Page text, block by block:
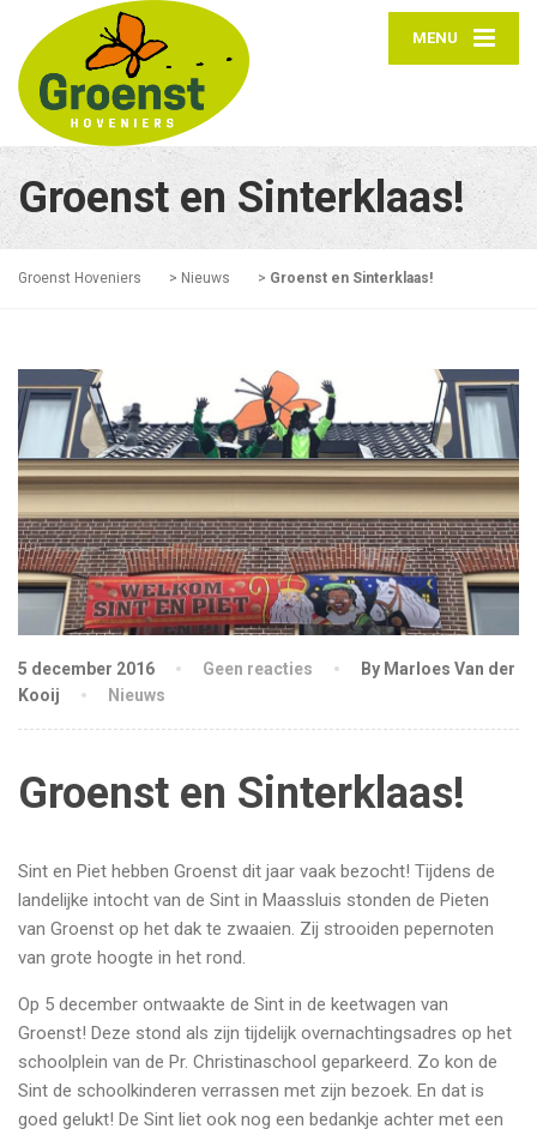
MENU
Groenst en Sinterklaas!
Groenst Hoveniers > Nieuws > Groenst en Sinterklaas!
5 december 2016 Geen reacties
By Marloes Van der
Kooij
Nieuws
Groenst en Sinterklaas!
Sint en Piet hebben Groenst dit jaar vaak bezocht! Tijdens de
landelijke intocht van de Sint in Maassluis stonden de Pieten
van Groenst op het dak te zwaaien. Zij strooiden pepernoten
van grote hoogte in het rond.
Op 5 december ontwaakte de Sint in de keetwagen van
Groenst! Deze stond als zijn tijdelijk overnachtingsadres op het
schoolplein van de Pr. Christinaschool geparkeerd. Zo kon de
Sint de schoolkinderen verrassen met zijn bezoek. En dat is
goed gelukt! De Sint liet ook nog een bedankje achter met een